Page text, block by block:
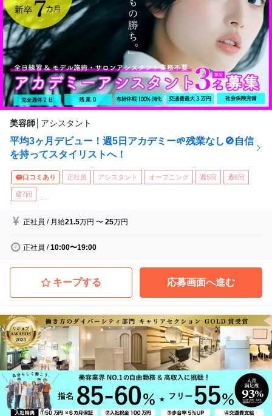
美容師 アシスタント
平均3ヶ月デビュー！週5日アカデミー🌱残業なし🚫自信
を持ってスタイリストへ！
口コミあり 正社員 アシスタント オープニング 週5回 週6回
週7回 ...
正社員 / 月給21.5万円 〜25万円
正社員 /10:00〜19:00
キープする 応募画面へ進む